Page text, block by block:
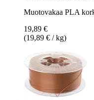
Muotovakaa PLA
19,89 €
(19,89 € / kg)